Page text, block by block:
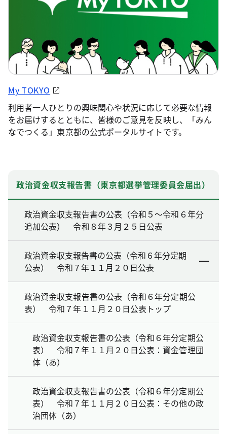
My TOKYO
利用者一人ひとりの興味関心や状況に応じて必要な情報
をお届けするとともに、皆様のご意見を反映し、「みん
なでつくる」東京都の公式ポータルサイトです。
政治資金収支報告書（東京都選挙管理委員会届出）
政治資金収支報告書の公表（令和５～令和６年分
追加公表） 令和８年３月２５日公表
政治資金収支報告書の公表（令和６年分定期
公表） 令和７年１１月２０日公表
政治資金収支報告書の公表（令和６年分定期公
表） 令和７年１１月２０日公表トップ
政治資金収支報告書の公表（令和６年分定期公
表） 令和７年１１月２０日公表：資金管理団
体（あ）
政治資金収支報告書の公表（令和６年分定期公
表） 令和７年１１月２０日公表：その他の政
治団体（あ）